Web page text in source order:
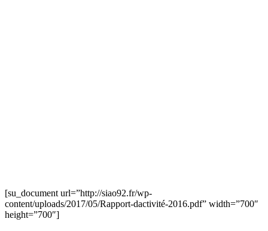
[su_document url=”http://siao92.fr/wp-
content/uploads/2017/05/Rapport-dactivité-2016.pdf” width=”700″
height=”700″]